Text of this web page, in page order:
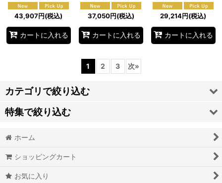
43,907円(税込)
カートに入れる
37,050円(税込)
カートに入れる
29,214円(税込)
カートに入れる
1 2 3 次»
カテゴリで絞り込む
R.FハイカウンターＪシリーズ
R.FローカウンターＪシリーズ
R.Fノルムシリーズ 受付カウンター
特集で絞り込む
RFHCシリーズ
ホワイト
ナチュラル
ホーム
ショッピングカート
お気に入り